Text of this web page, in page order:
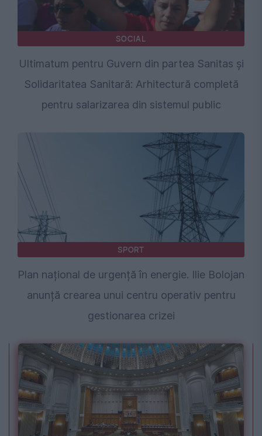
SOCIAL
Ultimatum pentru Guvern din partea Sanitas și
Solidaritatea Sanitară: Arhitectură completă
pentru salarizarea din sistemul public
SPORT
Plan național de urgență în energie. Ilie Bolojan
anunță crearea unui centru operativ pentru
gestionarea crizei